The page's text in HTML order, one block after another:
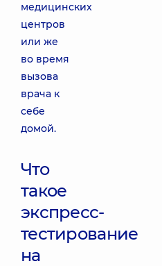
медицинских
центров
или же
во время
вызова
врача к
себе
домой.
Что
такое
экспресс-
тестирование
на